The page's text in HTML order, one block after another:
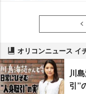
オリコンニュース イ
川
引”